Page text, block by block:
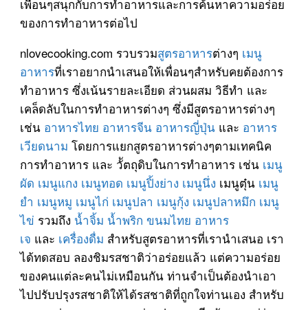
เพื่อนๆสนุกกับการทำอาหารและการค้นหาความอร่อย
ของการทำอาหารต่อไป
nlovecooking.com รวบรวมสูตรอาหารต่างๆ เมนู
อาหารที่เราอยากนำเสนอให้เพื่อนๆสำหรับคยต้องการ
ทำอาหาร ซึ่งเน้นรายละเอียด ส่วนผสม วิธีทำ และ
เคล็ดลับในการทำอาหารต่างๆ ซึ่งมีสูตรอาหารต่างๆ
เช่น อาหารไทย อาหารจีน อาหารญี่ปุ่นและ อาหาร
เวียดนาม โดยการแยกสูตรอาหารต่างๆตามเทคนิค
การทำอาหาร และ วััตถุดิบในการทำอาหาร เช่น เมนู
ผัด เมนูแกง เมนูทอด เมนูปิ้งย่าง เมนูนึ่ง เมนูตุ๋น เมนู
ยำ เมนูหมู เมนูไก่ เมนูปลา เมนูกุ้ง เมนูปลาหมึก เมนู
ไข่ รวมถึง น้ำจิ้ม น้ำพริก ขนมไทย อาหาร
เจ และ เครื่องดื่ม สำหรับสูตรอาหารที่เรานำเสนอ เรา
ได้ทดสอบ ลองชิมรสชาติว่าอร่อยแล้ว แต่ความอร่อย
ของคนแต่ละคนไม่เหมือนกัน ท่านจำเป็นต้องนำเอา
ไปปรับปรุงรสชาติให้ได้รสชาติที่ถูกใจท่านเอง สำหรับ